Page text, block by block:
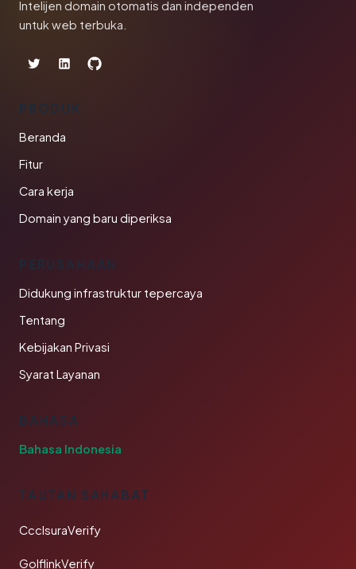
Intelijen domain otomatis dan independen
untuk web terbuka.
PRODUK
Beranda
Fitur
Cara kerja
Domain yang baru diperiksa
PERUSAHAAN
Didukung infrastruktur tepercaya
Tentang
Kebijakan Privasi
Syarat Layanan
BAHASA
Bahasa Indonesia
TAUTAN SAHABAT
CcclsuraVerify
GolflinkVerify